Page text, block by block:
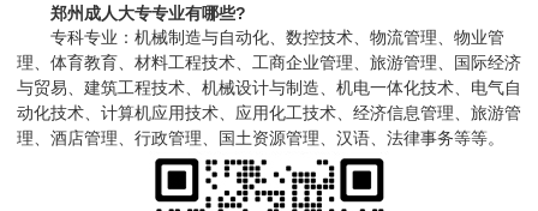
郑州成人大专专业有哪些?
专科专业：机械制造与自动化、数控技术、物流管理、物业管
理、体育教育、材料工程技术、工商企业管理、旅游管理、国际经济
与贸易、建筑工程技术、机械设计与制造、机电一体化技术、电气自
动化技术、计算机应用技术、应用化工技术、经济信息管理、旅游管
理、酒店管理、行政管理、国土资源管理、汉语、法律事务等等。